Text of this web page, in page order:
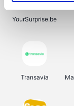
YourSurprise.be
Transavia